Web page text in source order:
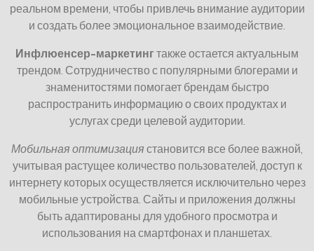
реальном времени, чтобы привлечь внимание аудитории
и создать более эмоциональное взаимодействие.
Инфлюенсер-маркетингтакже остается актуальным
трендом. Сотрудничество с популярными блогерами и
знаменитостями помогает брендам быстро
распространить информацию о своих продуктах и
услугах среди целевой аудитории.
Мобильная оптимизация становится все более важной,
учитывая растущее количество пользователей, доступ к
интернету которых осуществляется исключительно через
мобильные устройства. Сайты и приложения должны
быть адаптированы для удобного просмотра и
использования на смартфонах и планшетах.